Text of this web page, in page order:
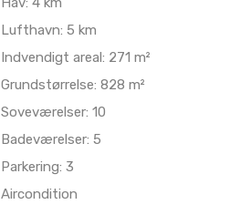
Lufthavn: 5 km
Indvendigt areal: 271 m²
Grundstørrelse: 828 m²
Soveværelser: 10
Badeværelser: 5
Parkering: 3
Aircondition